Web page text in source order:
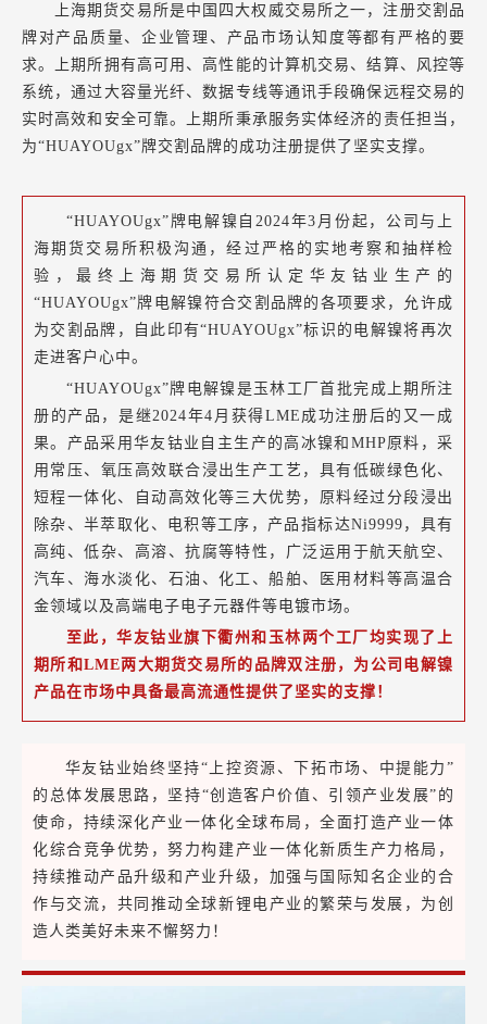
上海期货交易所是中国四大权威交易所之一，注册交割品
牌对产品质量、企业管理、产品市场认知度等都有严格的要
求。上期所拥有高可用、高性能的计算机交易、结算、风控等
系统，通过大容量光纤、数据专线等通讯手段确保远程交易的
实时高效和安全可靠。上期所秉承服务实体经济的责任担当，
为“HUAYOUgx”牌交割品牌的成功注册提供了坚实支撑。
“HUAYOUgx”牌电解镍自2024年3月份起，公司与上
海期货交易所积极沟通，经过严格的实地考察和抽样检
验，最终上海期货交易所认定华友钴业生产的
“HUAYOUgx”牌电解镍符合交割品牌的各项要求，允许成
为交割品牌，自此印有“HUAYOUgx”标识的电解镍将再次
走进客户心中。
“HUAYOUgx”牌电解镍是玉林工厂首批完成上期所注
册的产品，是继2024年4月获得LME成功注册后的又一成
果。产品采用华友钴业自主生产的高冰镍和MHP原料，采
用常压、氧压高效联合浸出生产工艺，具有低碳绿色化、
短程一体化、自动高效化等三大优势，原料经过分段浸出
除杂、半萃取化、电积等工序，产品指标达Ni9999，具有
高纯、低杂、高溶、抗腐等特性，广泛运用于航天航空、
汽车、海水淡化、石油、化工、船舶、医用材料等高温合
金领域以及高端电子电子元器件等电镀市场。
至此，华友钴业旗下衢州和玉林两个工厂均实现了上
期所和LME两大期货交易所的品牌双注册，为公司电解镍
产品在市场中具备最高流通性提供了坚实的支撑！
华友钴业始终坚持“上控资源、下拓市场、中提能力”
的总体发展思路，坚持“创造客户价值、引领产业发展”的
使命，持续深化产业一体化全球布局，全面打造产业一体
化综合竞争优势，努力构建产业一体化新质生产力格局，
持续推动产品升级和产业升级，加强与国际知名企业的合
作与交流，共同推动全球新锂电产业的繁荣与发展，为创
造人类美好未来不懈努力！